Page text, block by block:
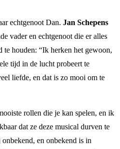
echtgenoot Dan. Jan Schepens
vader en echtgenoot die er alles
te houden: “Ik herken het gewoon,
tijd in de lucht probeert te
liefde, en dat is zo mooi om te
rollen die je kan spelen, en ik
dat ze deze musical durven te
en onbekend is in